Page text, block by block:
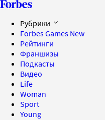
Рубрики
Forbes Games New
Рейтинги
Франшизы
Подкасты
Видео
Life
Woman
Sport
Young